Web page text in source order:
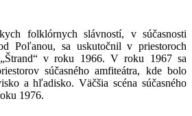
folklórnych slávností, v súčasnosti
Poľanou, sa uskutočnil v priestoroch
„Štrand“ v roku 1966. V roku 1967 sa
súčasného amfiteátra, kde bolo
a hľadisko. Väčšia scéna súčasného
1976.